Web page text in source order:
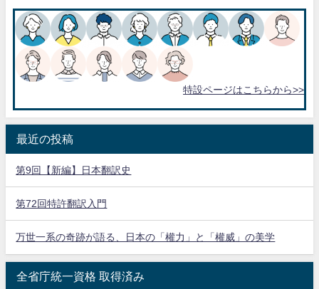
特設ページはこちらから>>
最近の投稿
第9回【新編】日本翻訳史
第72回特許翻訳入門
万世一系の奇跡が語る、日本の「權力」と「權威」の美学
全省庁統一資格 取得済み